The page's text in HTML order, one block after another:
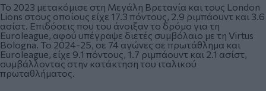
Το 2023 μετακόμισε στη Μεγάλη Βρετανία και τους London
Lions στους οποίους είχε 17.3 πόντους, 2.9 ριμπάουντ και 3.6
ασίστ. Επιδόσεις που του άνοιξαν το δρόμο για τη
Euroleague, αφού υπέγραψε διετές συμβόλαιο με τη Virtus
Bologna. Το 2024-25, σε 74 αγώνες σε πρωτάθλημα και
Euroleague, είχε 9.1 πόντους, 1.7 ριμπάουντ και 2.1 ασίστ,
συμβάλλοντας στην κατάκτηση του ιταλικού
πρωταθλήματος.